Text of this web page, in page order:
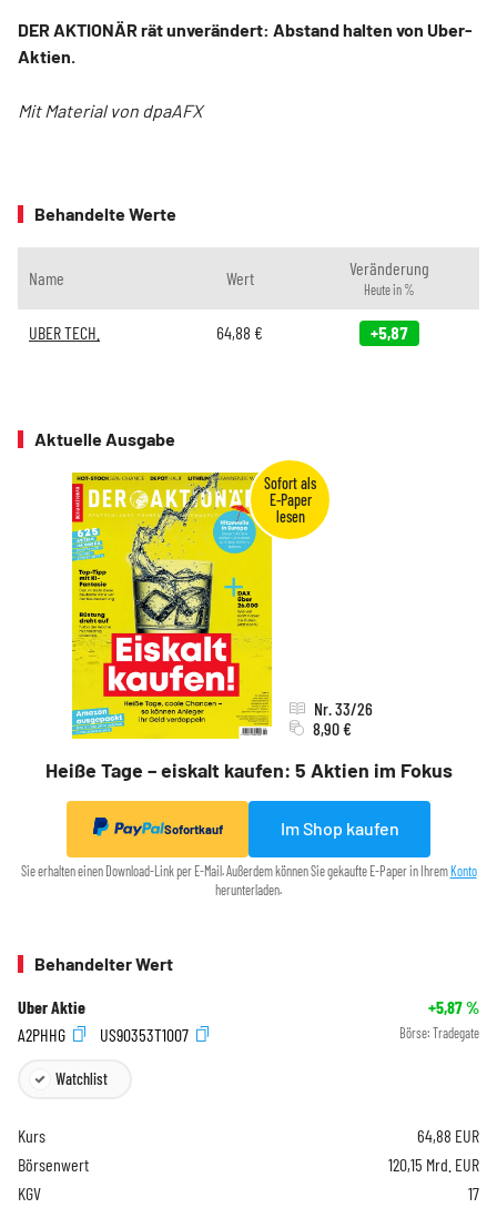
DER AKTIONÄR rät unverändert: Abstand halten von Uber-
Aktien.
Mit Material von dpaAFX
Behandelte Werte
Name Wert Veränderung
Heute in %
UBER TECH. 64,88 € +5,87
Aktuelle Ausgabe
Heiße Tage – eiskalt kaufen: 5 Aktien im Fokus
Nr. 33/26
8,90 €
Sofortkauf Im Shop kaufen
Sie erhalten einen Download-Link per E-Mail. Außerdem können Sie gekaufte E-Paper in IhremKonto
herunterladen.
Behandelter Wert
Uber Aktie +5,87%
A2PHHG
US90353T1007 Börse: Tradegate
Watchlist
Kurs 64,88 EUR
Börsenwert
120,15 Mrd. EUR
KGV
17